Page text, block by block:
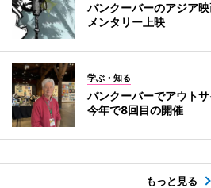
バンクーバーのアジア
メンタリー上映
学ぶ・知る
バンクーバーでアウト
今年で8回目の開催
もっと見る